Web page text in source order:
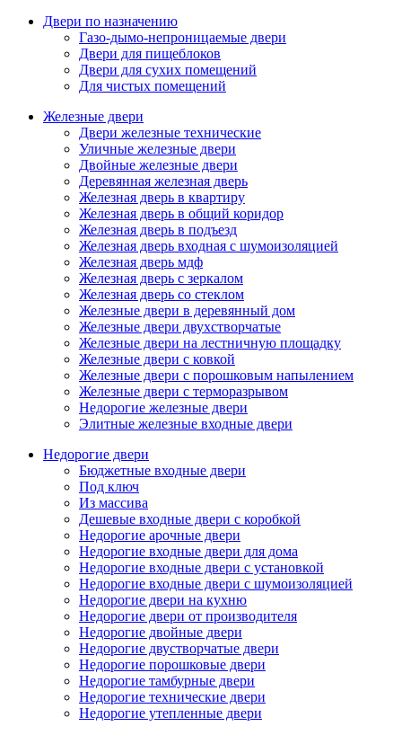
Двери по назначению
Газо-дымо-непроницаемые двери
Двери для пищеблоков
Двери для сухих помещений
Для чистых помещений
Железные двери
Двери железные технические
Уличные железные двери
Двойные железные двери
Деревянная железная дверь
Железная дверь в квартиру
Железная дверь в общий коридор
Железная дверь в подъезд
Железная дверь входная с шумоизоляцией
Железная дверь мдф
Железная дверь с зеркалом
Железная дверь со стеклом
Железные двери в деревянный дом
Железные двери двухстворчатые
Железные двери на лестничную площадку
Железные двери с ковкой
Железные двери с порошковым напылением
Железные двери с терморазрывом
Недорогие железные двери
Элитные железные входные двери
Недорогие двери
Бюджетные входные двери
Под ключ
Из массива
Дешевые входные двери с коробкой
Недорогие арочные двери
Недорогие входные двери для дома
Недорогие входные двери с установкой
Недорогие входные двери с шумоизоляцией
Недорогие двери на кухню
Недорогие двери от производителя
Недорогие двойные двери
Недорогие двустворчатые двери
Недорогие порошковые двери
Недорогие тамбурные двери
Недорогие технические двери
Недорогие утепленные двери